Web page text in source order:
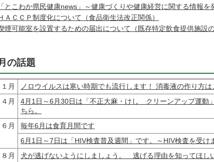
とこわか県民健康news」～健康づくりや健康経営に関する情報を
ＡＣＣＰ制度化について（食品衛生法改正関係）
煙可能室を設置するための届出について（既存特定飲食提供施設の
の話題
１月
ノロウイルスは寒い時期でも流行します！ 消毒液の作り方は
４月
4月1日～6月30日は「不正大麻・けし クリーンアップ運動
ちら。
６月
毎年6月は食育月間です
6月1日～7日は「HIV検査普及週間」です。～HIV検査を受け
８月
犬が逃げないようにしましょう。 逃げる理由を知ってほし